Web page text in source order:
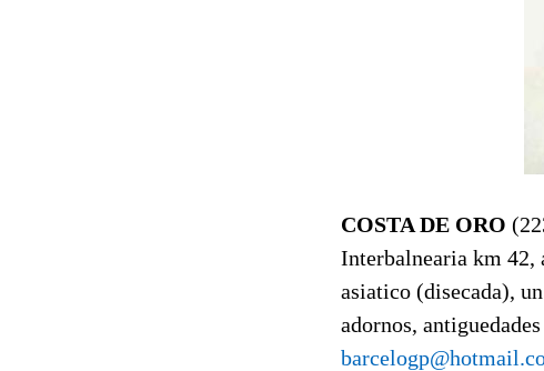
COSTA DE ORO
Interbalnearia km 42,
asiatico (disecada),
adornos,